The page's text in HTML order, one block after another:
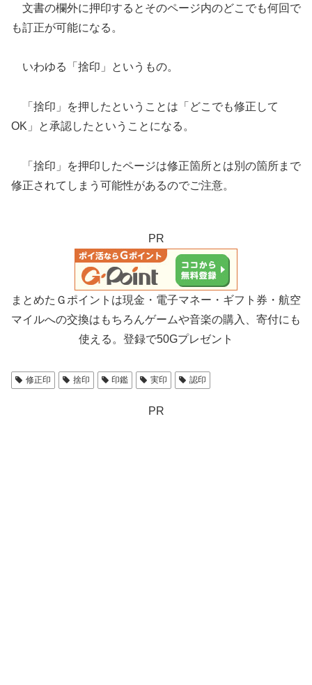
文書の欄外に押印するとそのページ内のどこでも何回で
も訂正が可能になる。
いわゆる「捨印」というもの。
「捨印」を押したということは「どこでも修正して
OK」と承認したということになる。
「捨印」を押印したページは修正箇所とは別の箇所まで
修正されてしまう可能性があるのでご注意。
PR
まとめたＧポイントは現金・電子マネー・ギフト券・航空
マイルへの交換はもちろんゲームや音楽の購入、寄付にも
使える。登録で50Gプレゼント
修正印 捨印 印鑑 実印 認印
PR